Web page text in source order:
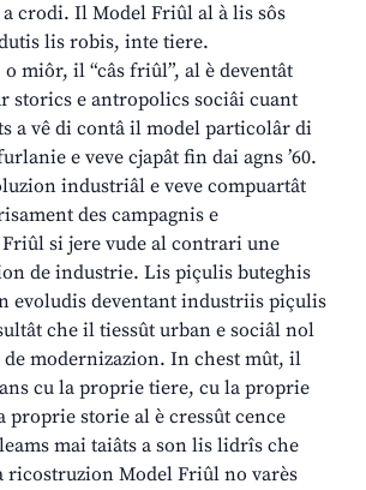
crodi. Il Model Friûl al à lis sôs
lis robis, inte tiere.
miôr, il “câs friûl”, al è deventât
storics e antropolics sociâi cuant
a vê di contâ il model particolâr di
e veve cjapât fin dai agns ’60.
industriâl e veve compuartât
des campagnis e
si jere vude al contrari une
de industrie. Lis piçulis buteghis
evoludis deventant industriis piçulis
che il tiessût urban e sociâl nol
de modernizazion. In chest mût, il
cu la proprie tiere, cu la proprie
proprie storie al è cressût cence
mai taiâts a son lis lidrîs che
ricostruzion Model Friûl no varès